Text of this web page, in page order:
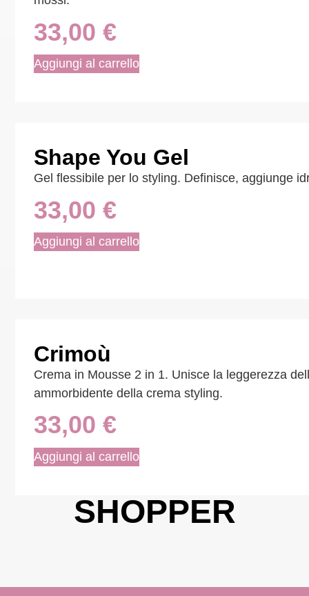
33,00 €
Aggiungi al carrello
Shape You Gel
Gel flessibile per lo styling. Definisce, aggiunge
33,00 €
Aggiungi al carrello
Crimoù
Crema in Mousse 2 in 1. Unisce la leggerezza
ammorbidente della crema styling.
33,00 €
Aggiungi al carrello
SHOPPER